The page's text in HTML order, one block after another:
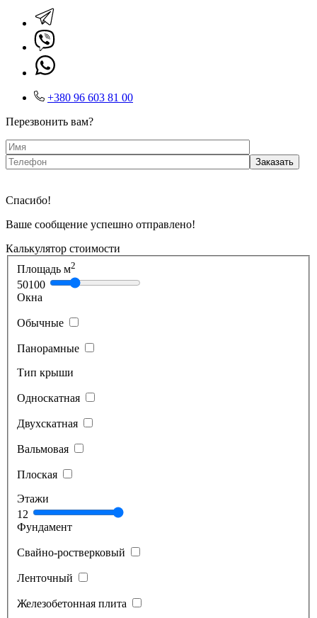
+380 96 603 81 00
Перезвонить вам?
Спасибо!
Ваше сообщение успешно отправлено!
Калькулятор стоимости
Площадь м2
50100
Окна
Обычные
Панорамные
Тип крыши
Односкатная
Двухскатная
Вальмовая
Плоская
Этажи
1 2
Фундамент
Свайно-ростверковый
Ленточный
Железобетонная плита